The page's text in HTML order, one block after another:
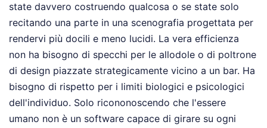
state davvero costruendo qualcosa o se state solo
recitando una parte in una scenografia progettata per
rendervi più docili e meno lucidi. La vera efficienza
non ha bisogno di specchi per le allodole o di poltrone
di design piazzate strategicamente vicino a un bar. Ha
bisogno di rispetto per i limiti biologici e psicologici
dell'individuo. Solo ricononoscendo che l'essere
umano non è un software capace di girare su ogni